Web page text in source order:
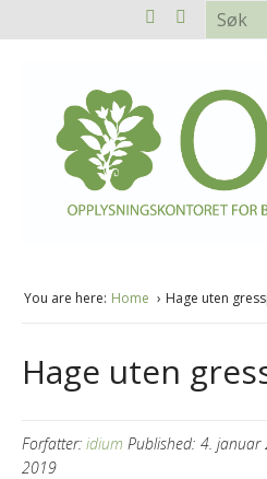
You are here: Home Hage uten
Hage uten
Forfatter: idium Published: 4. januar
2019